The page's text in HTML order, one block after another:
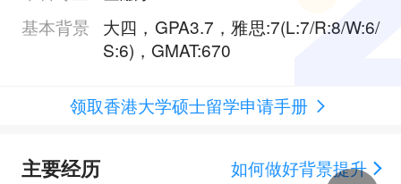
基本背景
大四，GPA3.7，雅思:7(L:7/R:8/W:6/
S:6)，GMAT:670
领取香港大学硕士留学申请手册
主要经历
如何做好背景提升